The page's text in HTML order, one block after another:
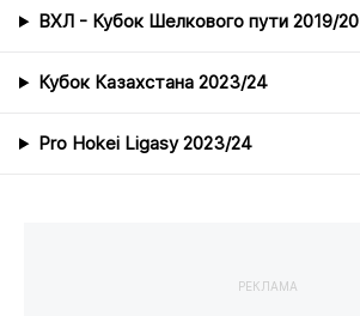
ВХЛ - Кубок Шелкового пути 2019/20
Кубок Казахстана 2023/24
Pro Hokei Ligasy 2023/24
РЕКЛАМА